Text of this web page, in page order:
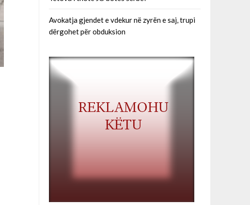
Avokatja gjendet e vdekur në zyrën e saj, trupi
dërgohet për obduksion